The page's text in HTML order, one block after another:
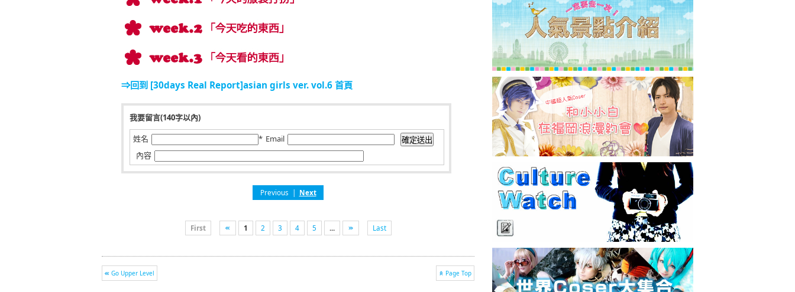
⇒回到 [30days Real Report]asian girls ver. vol.6 首頁
我要留言(140字以內)
姓名
* Email
內容
Previous | Next
First 1 2 3 4 5 ... Last
Go Upper Level Page Top